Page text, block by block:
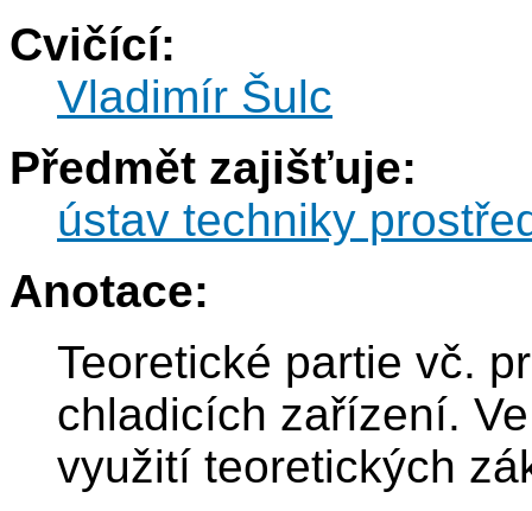
Cvičící:
Vladimír Šulc
Předmět zajišťuje:
ústav techniky
Anotace:
Teoretické partie vč.
chladicích zařízení.
využití teoretických